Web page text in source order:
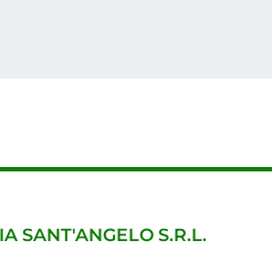
SANT'ANGELO S.R.L.